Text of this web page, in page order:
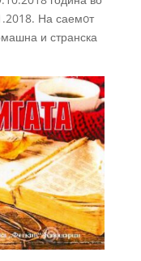
На саемoт
и странска